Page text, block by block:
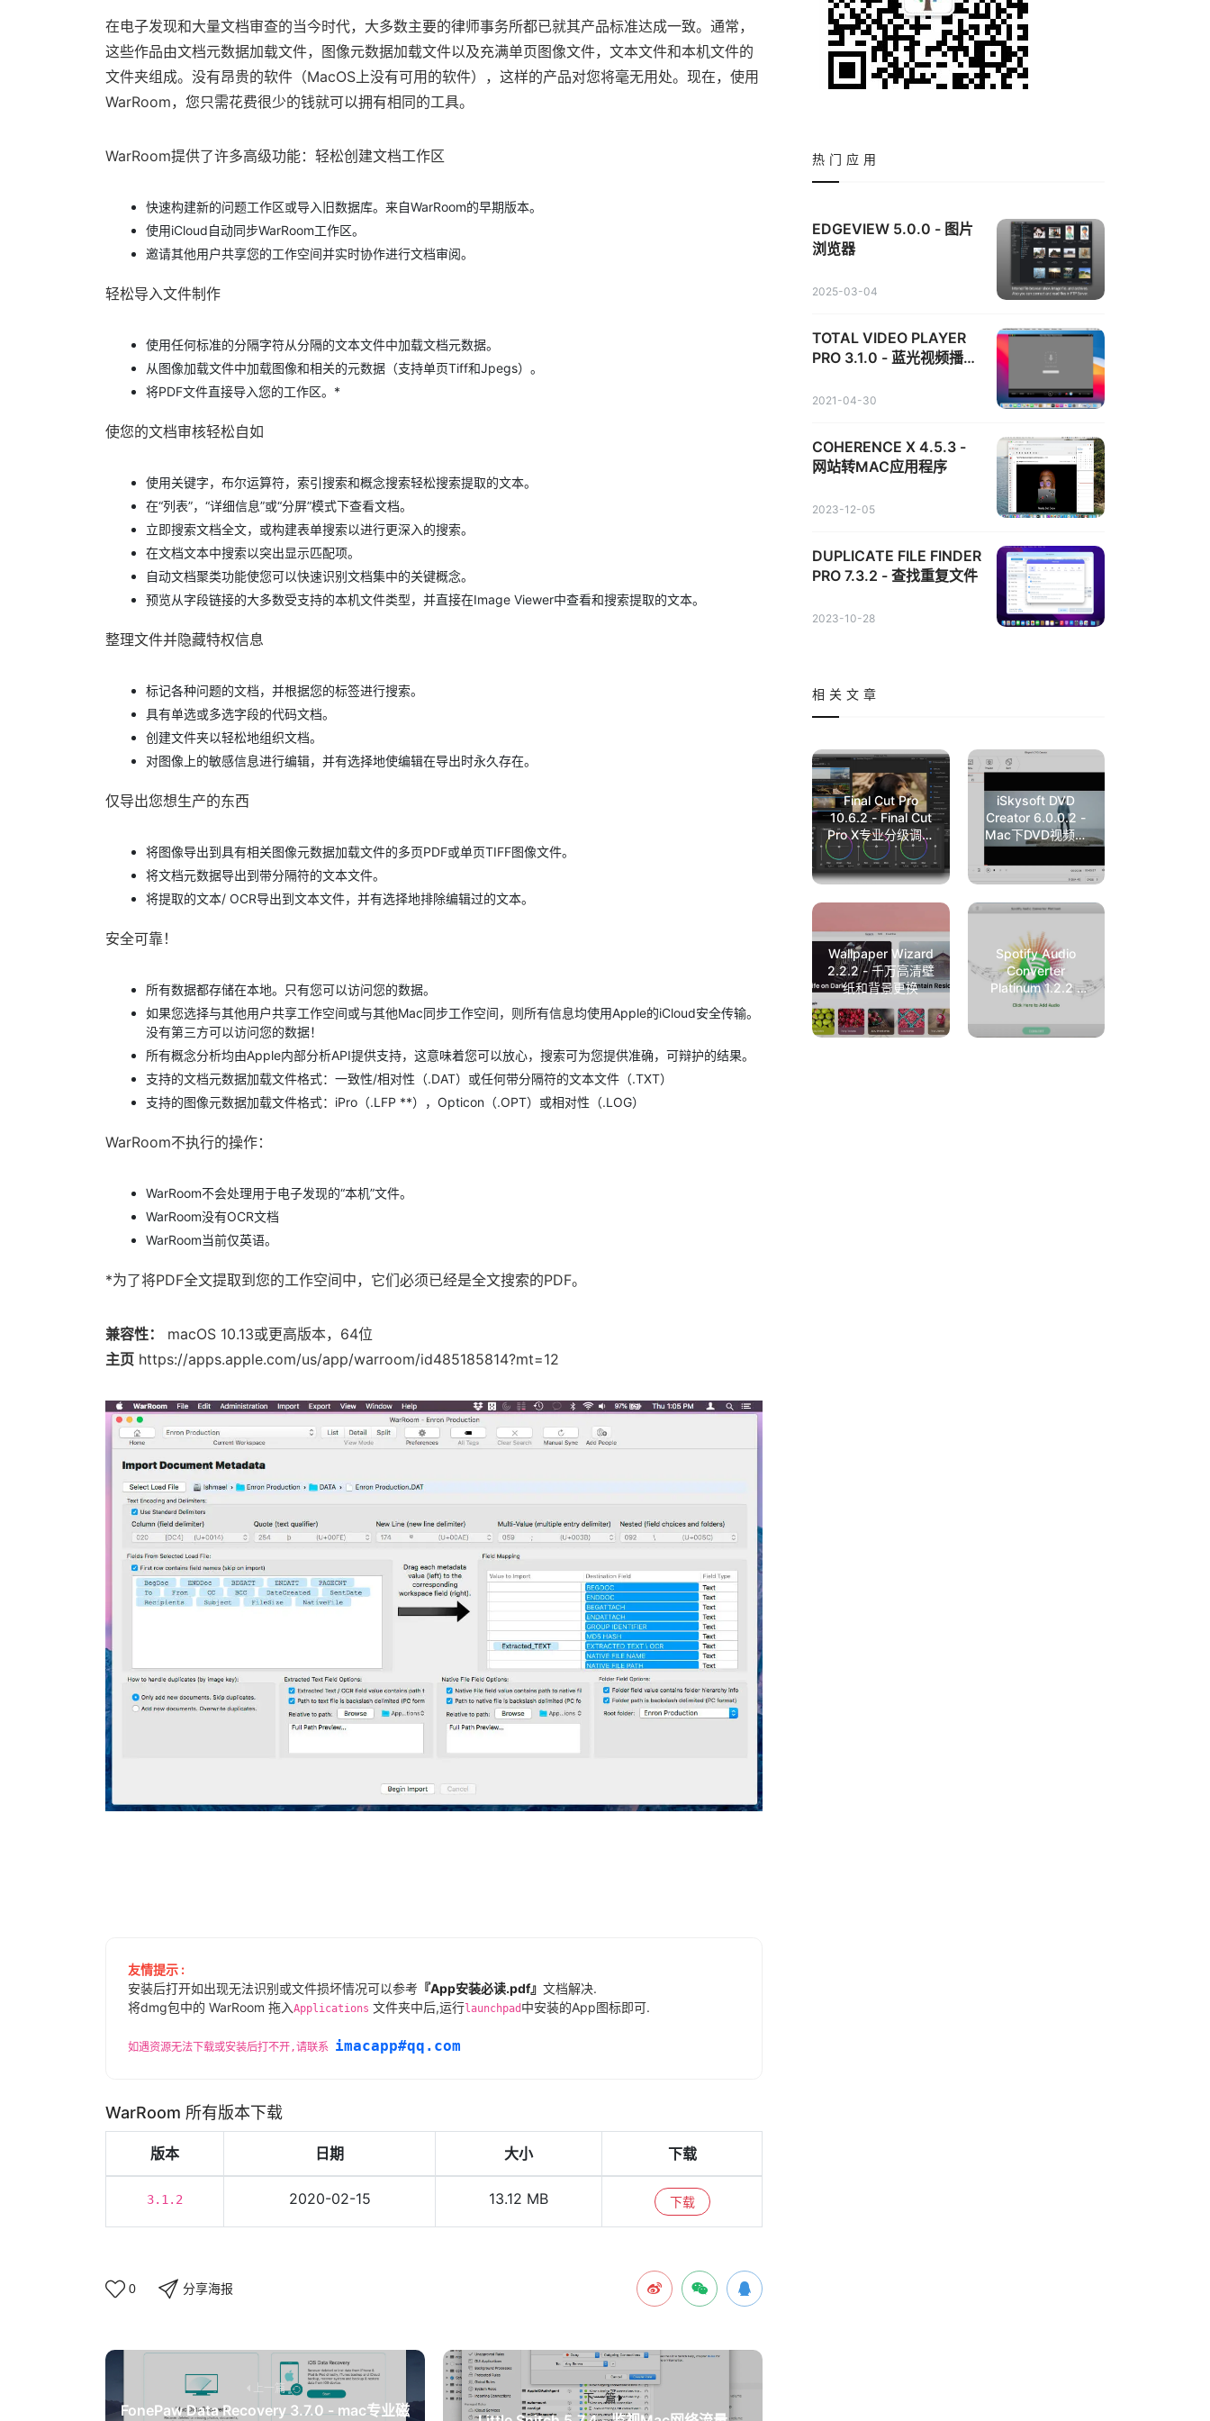
在电子发现和大量文档审查的当今时代，大多数主要的律师事务所都已就其产品标准达成一致。通常，
这些作品由文档元数据加载文件，图像元数据加载文件以及充满单页图像文件，文本文件和本机文件的
文件夹组成。没有昂贵的软件（MacOS上没有可用的软件），这样的产品对您将毫无用处。现在，使用
WarRoom，您只需花费很少的钱就可以拥有相同的工具。
WarRoom提供了许多高级功能：轻松创建文档工作区
快速构建新的问题工作区或导入旧数据库。来自WarRoom的早期版本。
使用iCloud自动同步WarRoom工作区。
邀请其他用户共享您的工作空间并实时协作进行文档审阅。
轻松导入文件制作
使用任何标准的分隔字符从分隔的文本文件中加载文档元数据。
从图像加载文件中加载图像和相关的元数据（支持单页Tiff和Jpegs）。
将PDF文件直接导入您的工作区。*
使您的文档审核轻松自如
使用关键字，布尔运算符，索引搜索和概念搜索轻松搜索提取的文本。
在“列表”，“详细信息”或“分屏”模式下查看文档。
立即搜索文档全文，或构建表单搜索以进行更深入的搜索。
在文档文本中搜索以突出显示匹配项。
自动文档聚类功能使您可以快速识别文档集中的关键概念。
预览从字段链接的大多数受支持的本机文件类型，并直接在Image Viewer中查看和搜索提取的文本。
整理文件并隐藏特权信息
标记各种问题的文档，并根据您的标签进行搜索。
具有单选或多选字段的代码文档。
创建文件夹以轻松地组织文档。
对图像上的敏感信息进行编辑，并有选择地使编辑在导出时永久存在。
仅导出您想生产的东西
将图像导出到具有相关图像元数据加载文件的多页PDF或单页TIFF图像文件。
将文档元数据导出到带分隔符的文本文件。
将提取的文本/ OCR导出到文本文件，并有选择地排除编辑过的文本。
安全可靠！
所有数据都存储在本地。只有您可以访问您的数据。
如果您选择与其他用户共享工作空间或与其他Mac同步工作空间，则所有信息均使用Apple的iCloud安全传输。
没有第三方可以访问您的数据！
所有概念分析均由Apple内部分析API提供支持，这意味着您可以放心，搜索可为您提供准确，可辩护的结果。
支持的文档元数据加载文件格式：一致性/相对性（.DAT）或任何带分隔符的文本文件（.TXT）
支持的图像元数据加载文件格式：iPro（.LFP **），Opticon（.OPT）或相对性（.LOG）
WarRoom不执行的操作：
WarRoom不会处理用于电子发现的“本机”文件。
WarRoom没有OCR文档
WarRoom当前仅英语。
*为了将PDF全文提取到您的工作空间中，它们必须已经是全文搜索的PDF。
兼容性：
macOS 10.13或更高版本，64位
主页 https://apps.apple.com/us/app/warroom/id485185814?mt=12
友情提示 :
安装后打开如出现无法识别或文件损坏情况可以参考 『App安装必读.pdf』 文档解决.
将dmg包中的 WarRoom 拖入Applications 文件夹中后,运行launchpad 中安装的App图标即可.
如遇资源无法下载或安装后打不开,请联系 imacapp#qq.com
WarRoom 所有版本下载
版本 日期 大小 下载
3.1.2 2020-02-15 13.12 MB 下载
0 分享海报
上一篇
FonePaw Data Recovery 3.7.0 - mac专业磁
下一篇
热门应用
EDGEVIEW 5.0.0 - 图片
浏览器
2025-03-04
TOTAL VIDEO PLAYER
PRO 3.1.0 - 蓝光视频播放
2021-04-30
COHERENCE X 4.5.3 -
网站转MAC应用程序
2023-12-05
DUPLICATE FILE FINDER
PRO 7.3.2 - 查找重复文件
2023-10-28
相关文章
Final Cut Pro
10.6.2 - Final Cut
Pro X专业分级调色
插件
iSkysoft DVD
Creator 6.0.0.2 -
Mac下DVD视频刻
录工具
Wallpaper Wizard
2.2.2 - 千万高清壁
纸和背景更换
Spotify Audio
Converter
Platinum 1.2.2 -
Spotify音乐格式转
换工具